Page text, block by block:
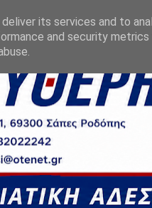
its services and to
and security